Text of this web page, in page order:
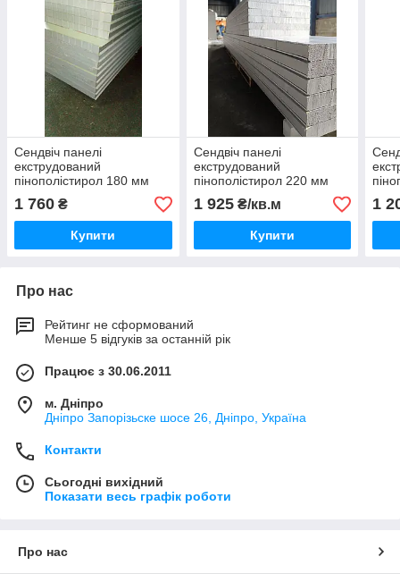
Сендвіч панелі
екструдований
пінополістирол 180 мм
1 760 ₴
Купити
Сендвіч панелі
екструдований
пінополістирол 220 мм
1 925₴/кв.м
Купити
1
Про нас
Рейтинг не сформований
Менше 5 відгуків за останній рік
Працює з 30.06.2011
м. Дніпро
Дніпро Запорізьске шосе 26, Дніпро, Україна
Контакти
Сьогодні вихідний
Показати весь графік роботи
Про нас